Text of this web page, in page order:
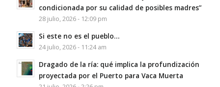
condicionada por su calidad de posibles madres”
28 julio, 2026 - 12:09 pm
Si este no es el pueblo…
24 julio, 2026 - 11:24 am
Dragado de la ría: qué implica la profundización
proyectada por el Puerto para Vaca Muerta